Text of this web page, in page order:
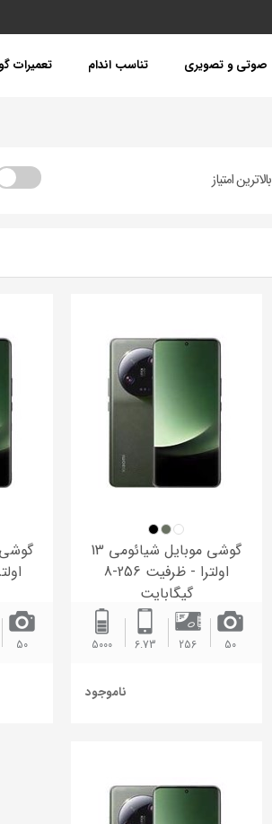
صوتی و تصویری تناسب اندام تعمیرات
بالاترین امتیاز
گوشی موبایل شیائومی 13
اولترا - ظرفیت 256-8
گیگابایت
50
256
6.73
5000
ناموجود
50